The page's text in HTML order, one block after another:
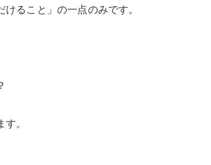
ること」の一点のみです。
。